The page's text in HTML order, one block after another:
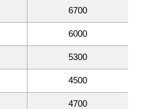
6700
6000
5300
4500
4700